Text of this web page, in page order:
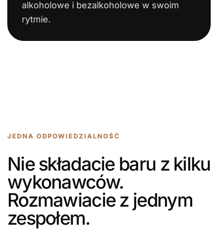
alkoholowe i bezalkoholowe w swoim
rytmie.
JEDNA ODPOWIEDZIALNOŚĆ
Nie składacie baru z kilku
wykonawców.
Rozmawiacie z jednym
zespołem.